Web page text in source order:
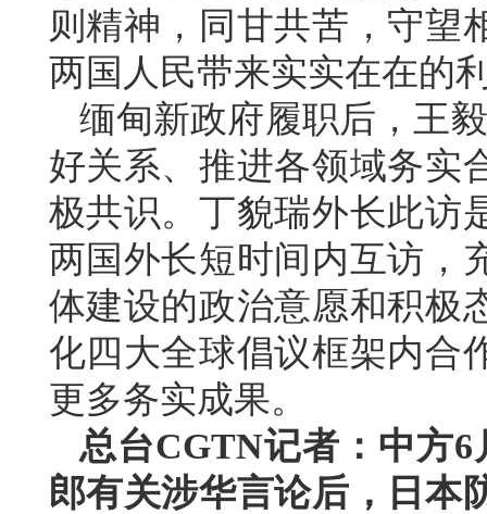
则精神，同甘共苦，守望
两国人民带来实实在在的
缅甸新政府履职后，王
好关系、推进各领域务实
极共识。丁貌瑞外长此访
两国外长短时间内互访，
体建设的政治意愿和积极
化四大全球倡议框架内合
更多务实成果。
总台CGTN记者：中方
郎有关涉华言论后，日本